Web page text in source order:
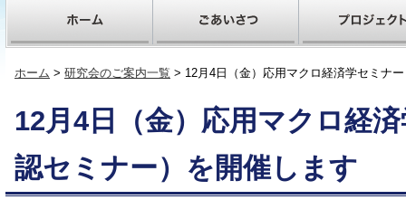
ホーム > 研究会のご案内一覧 > 12月4日（金）応用マクロ経済学セミナ
12月4日（金）応用マクロ経
認セミナー）を開催します